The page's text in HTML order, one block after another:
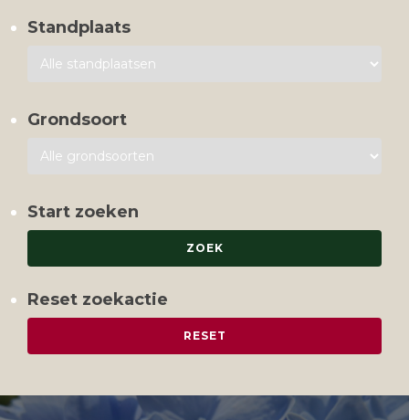
Standplaats
Grondsoort
Start zoeken
Reset zoekactie